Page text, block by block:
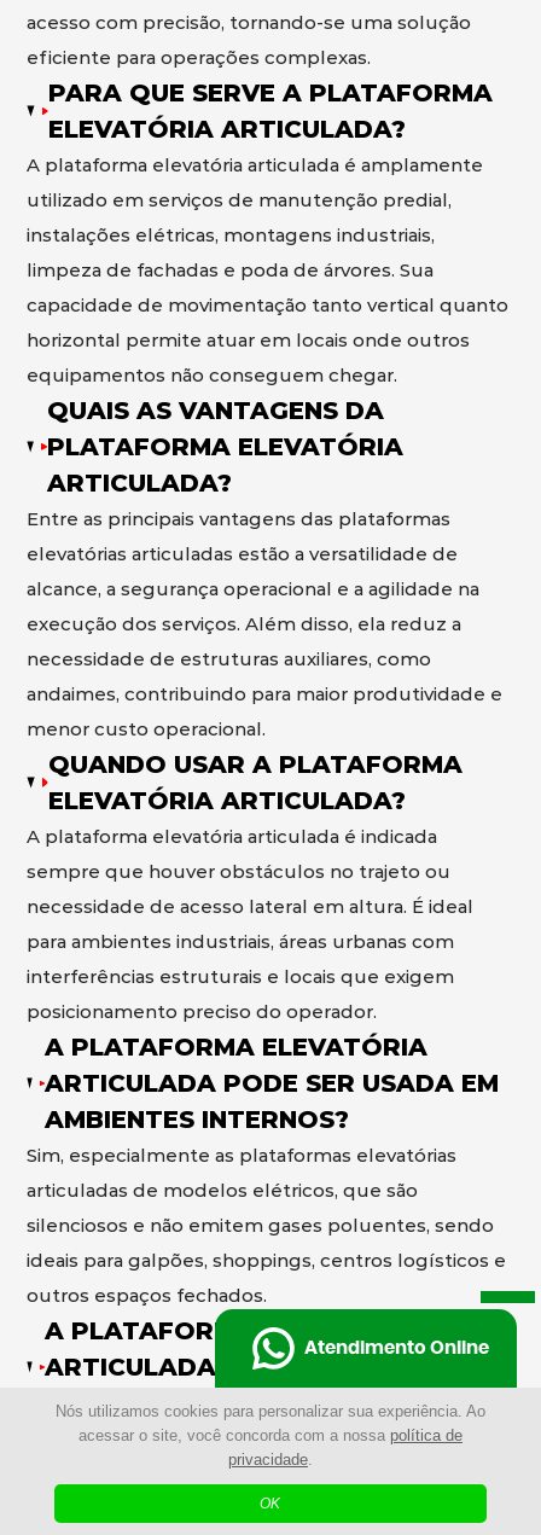
Nós utilizamos cookies para personalizar sua experiência. Ao
acessar o site, você concorda com a nossa política de
privacidade.
OK
acesso com precisão, tornando-se uma solução
eficiente para operações complexas.
PARA QUE SERVE A PLATAFORMA
ELEVATÓRIA ARTICULADA?
A plataforma elevatória articulada é amplamente
utilizado em serviços de manutenção predial,
instalações elétricas, montagens industriais,
limpeza de fachadas e poda de árvores. Sua
capacidade de movimentação tanto vertical quanto
horizontal permite atuar em locais onde outros
equipamentos não conseguem chegar.
QUAIS AS VANTAGENS DA
PLATAFORMA ELEVATÓRIA
ARTICULADA?
Entre as principais vantagens das plataformas
elevatórias articuladas estão a versatilidade de
alcance, a segurança operacional e a agilidade na
execução dos serviços. Além disso, ela reduz a
necessidade de estruturas auxiliares, como
andaimes, contribuindo para maior produtividade e
menor custo operacional.
QUANDO USAR A PLATAFORMA
ELEVATÓRIA ARTICULADA?
A plataforma elevatória articulada é indicada
sempre que houver obstáculos no trajeto ou
necessidade de acesso lateral em altura. É ideal
para ambientes industriais, áreas urbanas com
interferências estruturais e locais que exigem
posicionamento preciso do operador.
A PLATAFORMA ELEVATÓRIA
ARTICULADA PODE SER USADA EM
AMBIENTES INTERNOS?
Sim, especialmente as plataformas elevatórias
articuladas de modelos elétricos, que são
silenciosos e não emitem gases poluentes, sendo
ideais para galpões, shoppings, centros logísticos e
outros espaços fechados.
A PLATAFORMA ELEVATÓRIA
ARTICULADA PODE SER USADA EM
AMBIENTES EXTERNOS?
Sim, existem as plataformas elevatórias articuladas
de modelos a diesel desenvolvidos para operar em
ambientes externos, com maior potência e
Atendimento Online